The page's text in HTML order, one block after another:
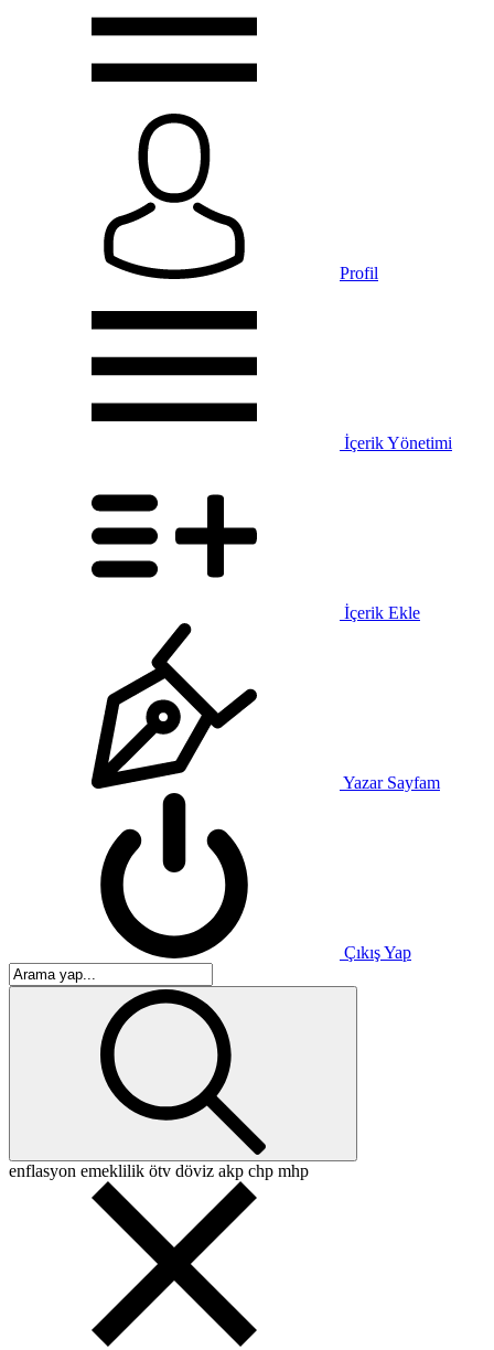
Profil
İçerik Yönetimi
İçerik Ekle
Yazar Sayfam
Çıkış Yap
enflasyon emeklilik ötv döviz akp chp mhp